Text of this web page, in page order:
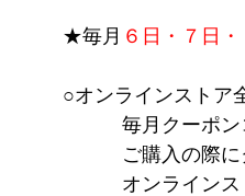
★毎月 ６日・７日
○オンラインストア
毎月クーポンコ
ご購入の際にク
オンラインス